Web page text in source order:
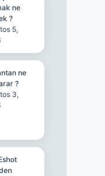
ne
?
5,
ne
?
3,